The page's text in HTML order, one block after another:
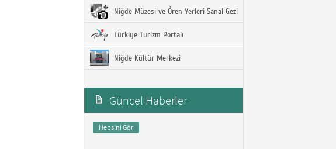
Niğde Müzesi ve Ören Yerleri Sanal Gezi
Türkiye Turizm Portalı
Niğde Kültür Merkezi
Güncel Haberler
Hepsini Gör